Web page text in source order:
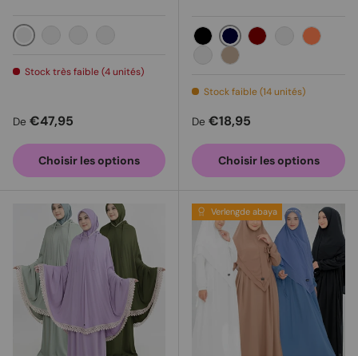
Rose tendre
Stock très faible (4 unités)
Prix habituel
De €47,95
Choisir les options
BlackNavy
Stock faible (14 unités)
Prix habituel
De €18,95
Choisir les options
Verlengde abaya